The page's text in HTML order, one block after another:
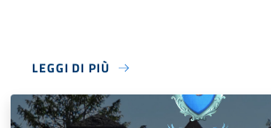
LEGGI DI PIÙ